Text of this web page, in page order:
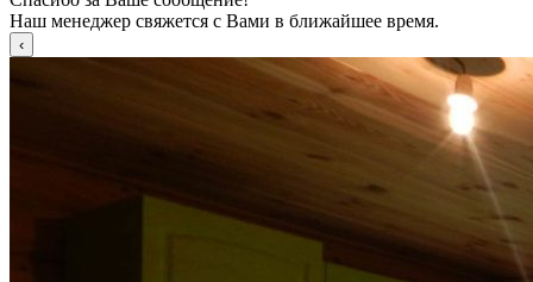
Наш менеджер свяжется с Вами в ближайшее время.